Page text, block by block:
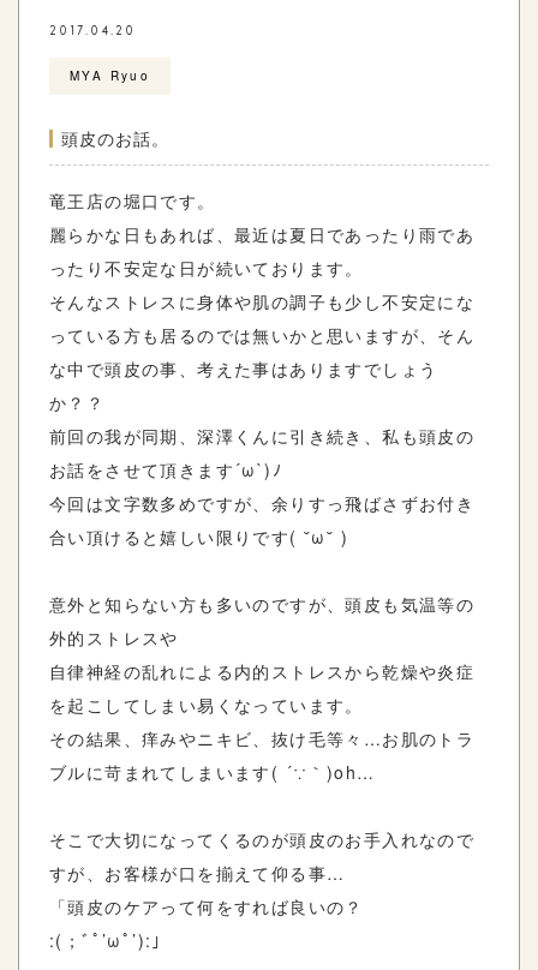
2017.04.20
MYA Ryuo
頭皮のお話。
竜王店の堀口です。
麗らかな日もあれば、最近は夏日であったり雨であ
ったり不安定な日が続いております。
そんなストレスに身体や肌の調子も少し不安定にな
っている方も居るのでは無いかと思いますが、そん
な中で頭皮の事、考えた事はありますでしょう
か？？
前回の我が同期、深澤くんに引き続き、私も頭皮の
お話をさせて頂きます´ω`)ﾉ
今回は文字数多めですが、余りすっ飛ばさずお付き
合い頂けると嬉しい限りです( ˘ω˘ )
意外と知らない方も多いのですが、頭皮も気温等の
外的ストレスや
自律神経の乱れによる内的ストレスから乾燥や炎症
を起こしてしまい易くなっています。
その結果、痒みやニキビ、抜け毛等々…お肌のトラ
ブルに苛まれてしまいます( ´∵｀)oh…
そこで大切になってくるのが頭皮のお手入れなので
すが、お客様が口を揃えて仰る事…
「頭皮のケアって何をすれば良いの？
:(；ﾞﾟ’ωﾟ’):」